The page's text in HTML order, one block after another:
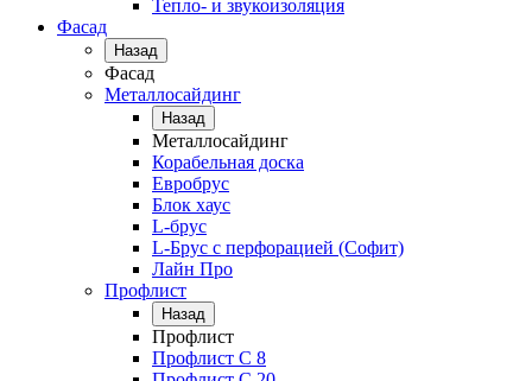
Тепло- и звукоизоляция
Фасад
Назад
Фасад
Металлосайдинг
Назад
Металлосайдинг
Корабельная доска
Евробрус
Блок хаус
L-брус
L-Брус с перфорацией (Софит)
Лайн Про
Профлист
Назад
Профлист
Профлист С 8